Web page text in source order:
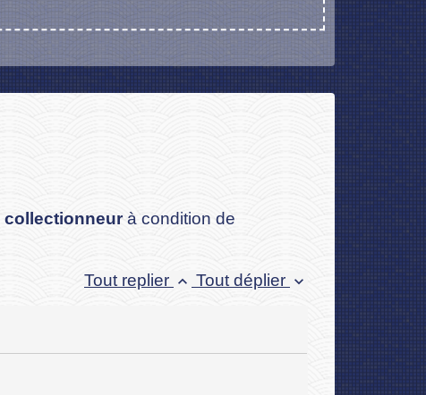
collectionneurà condition de
Tout replier keyboard_arrow_up Tout déplier keyboard_arrow_down